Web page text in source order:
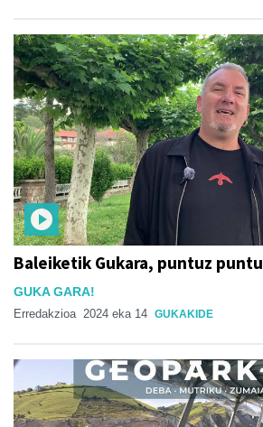
Baleiketik Gukara, puntuz puntu
GUKA GARA!
Erredakzioa 2024 eka 14 GUKAKIDE